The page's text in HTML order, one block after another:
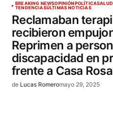
BREAKING NEWSOPINIÓNPOLÍTICASALUD
TENDENCIASÚLTIMAS NOTICIAS
Reclamaban
recibieron
Reprimen a
discapacidad en
frente a Casa
de Lucas Romeromayo 29, 2025